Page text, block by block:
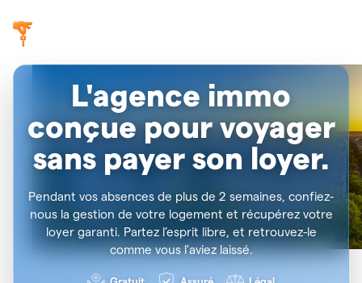
L'agence immo
conçue pour voyager
sans payer son loyer.
Pendant vos absences de plus de 2 semaines, confiez-
nous la gestion de votre logement et récupérez votre
loyer garanti. Partez l’esprit libre, et retrouvez-le
comme vous l'aviez laissé.